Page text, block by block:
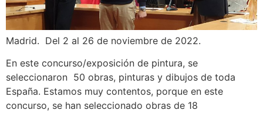
Madrid. Del 2 al 26 de noviembre de 2022.
En este concurso/exposición de pintura, se
seleccionaron 50 obras, pinturas y dibujos de toda
España. Estamos muy contentos, porque en este
concurso, se han seleccionado obras de 18